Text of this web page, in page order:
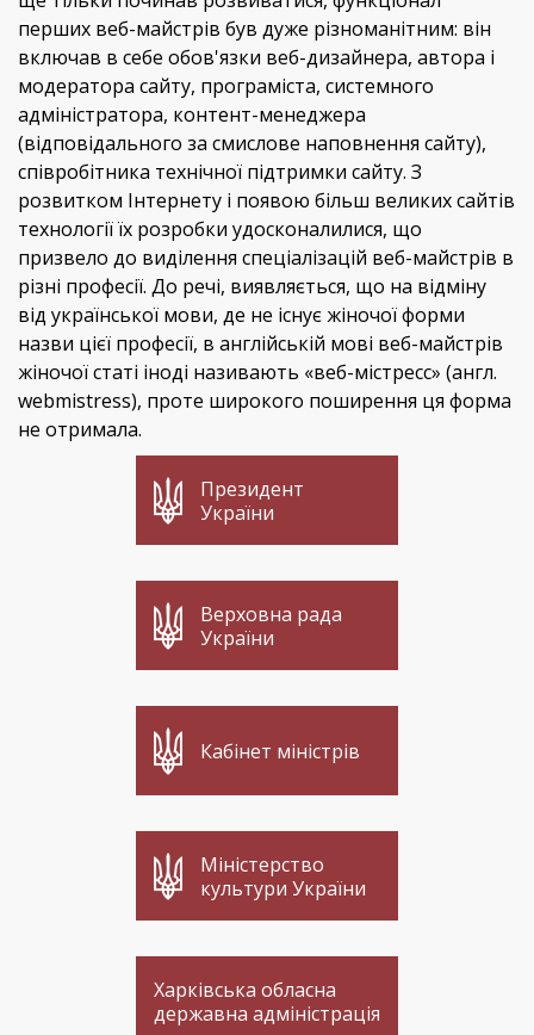
перших веб-майстрів був дуже різноманітним: він
включав в себе обов'язки веб-дизайнера, автора і
модератора сайту, програміста, системного
адміністратора, контент-менеджера
(відповідального за смислове наповнення сайту),
співробітника технічної підтримки сайту. З
розвитком Інтернету і появою більш великих сайтів
технології їх розробки удосконалилися, що
призвело до виділення спеціалізацій веб-майстрів в
різні професії. До речі, виявляється, що на відміну
від української мови, де не існує жіночої форми
назви цієї професії, в англійській мові веб-майстрів
жіночої статі іноді називають «веб-містресс» (англ.
webmistress), проте широкого поширення ця форма
не отримала.
Президент
України
Верховна рада
України
Кабінет міністрів
Міністерство
культури України
Харківська обласна
державна адміністрація